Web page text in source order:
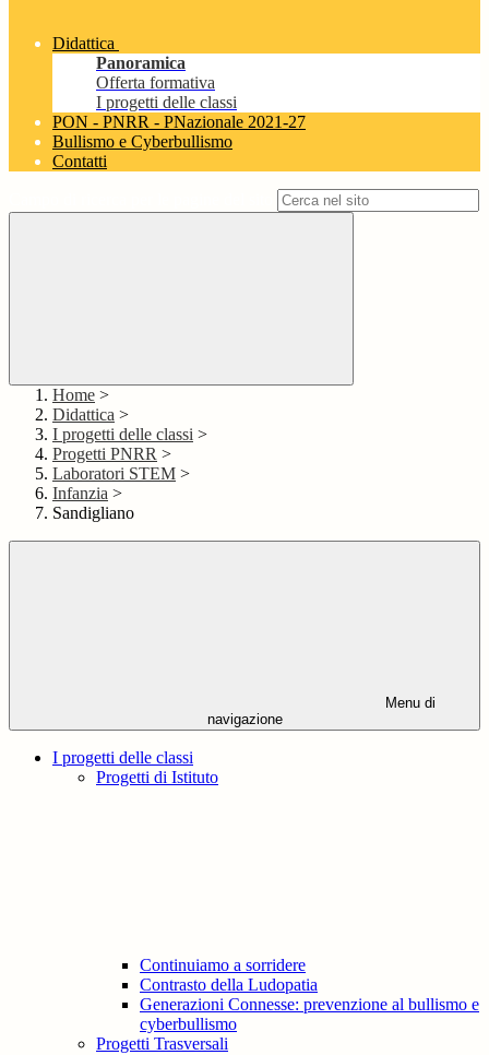
Didattica
Panoramica
Offerta formativa
I progetti delle classi
PON - PNRR - PNazionale 2021-27
Bullismo e Cyberbullismo
Contatti
Home >
Didattica >
I progetti delle classi >
Progetti PNRR >
Laboratori STEM >
Infanzia >
Sandigliano
Menu di
navigazione
I progetti delle classi
Progetti di Istituto
Continuiamo a sorridere
Contrasto della Ludopatia
Generazioni Connesse: prevenzione al bullismo e
cyberbullismo
Progetti Trasversali